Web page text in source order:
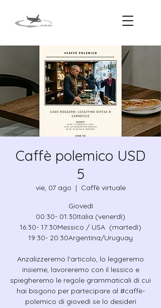
Caffè polemico USD
5
vie, 07 ago
  |
Caffè virtuale
Giovedì
00:30- 01:30Italia (venerdì)
16:30- 17:30Messico / USA (martedì)
19:30- 20:30Argentina/Uruguay
Anzalizzeremo l'articolo, lo leggeremo
insieme, lavoreremo con il lessico e
spiegheremo le regole grammaticali di cui
hai bisgono per partecipare al #caffè-
polemico di giovedì se lo desideri